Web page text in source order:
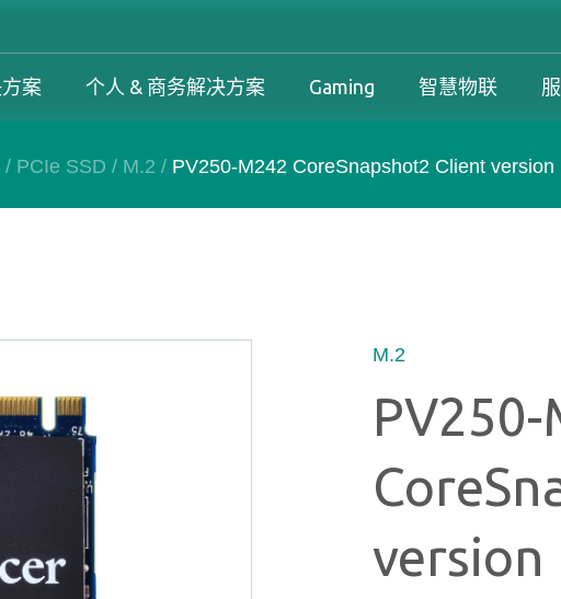
案
工控解决方案总览
个人 & 商务解决方案
个人 & 商务解决方案总览
Gaming
Gaming 总览
智慧物联
支援
后服务
工控解决方案
产品变更和停产政策
/ PCIe SSD / M.2 / PV250-M242 CoreSnapshot2 Client version
M.2
PV250-
version